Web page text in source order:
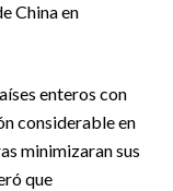
China en
enteros con
considerable en
minimizaran sus
que